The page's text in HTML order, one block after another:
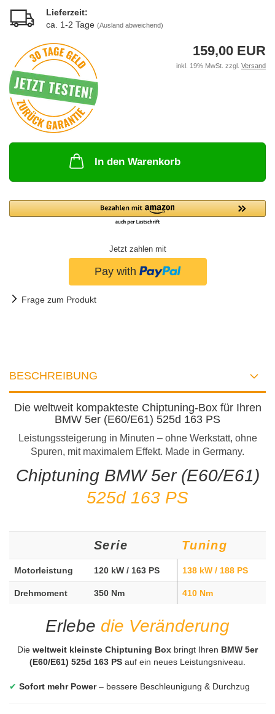
Lieferzeit:
ca. 1-2 Tage (Ausland abweichend)
159,00 EUR
inkl. 19% MwSt. zzgl. Versand
In den Warenkorb
Jetzt zahlen mit
Frage zum Produkt
BESCHREIBUNG
Die weltweit kompakteste Chiptuning-Box für Ihren
BMW 5er (E60/E61) 525d 163 PS
Leistungssteigerung in Minuten – ohne Werkstatt, ohne
Spuren, mit maximalem Effekt. Made in Germany.
Chiptuning BMW 5er (E60/E61)
525d 163 PS
Serie Tuning
Motorleistung 120 kW / 163 PS 138 kW / 188 PS
Drehmoment 350 Nm 410 Nm
Erlebe die Veränderung
Die weltweit kleinste Chiptuning Box bringt Ihren BMW 5er
(E60/E61) 525d 163 PS auf ein neues Leistungsniveau.
✔ Sofort mehr Power– bessere Beschleunigung & Durchzug